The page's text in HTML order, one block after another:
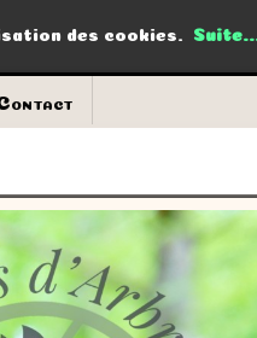
des cookies. Suite...